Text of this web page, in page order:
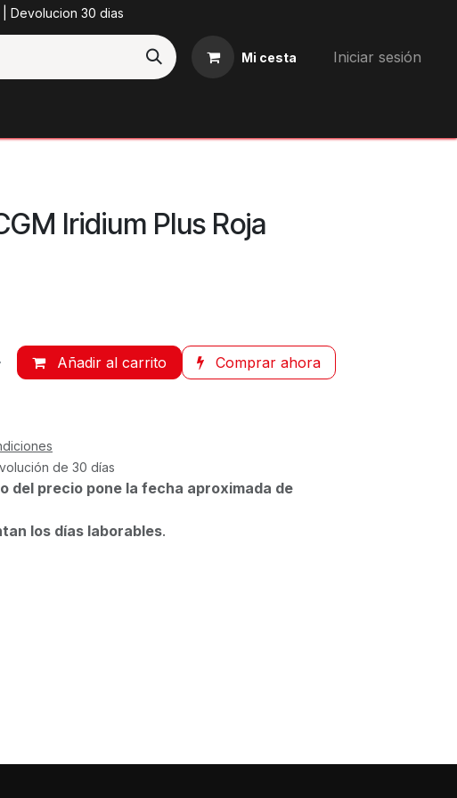
Devolucion 30 dias
Mi cesta Iniciar sesión
Iridium Plus Roja
Añadir al carrito Comprar ahora
de 30 días
del precio pone la fecha aproximada de
los días laborables.